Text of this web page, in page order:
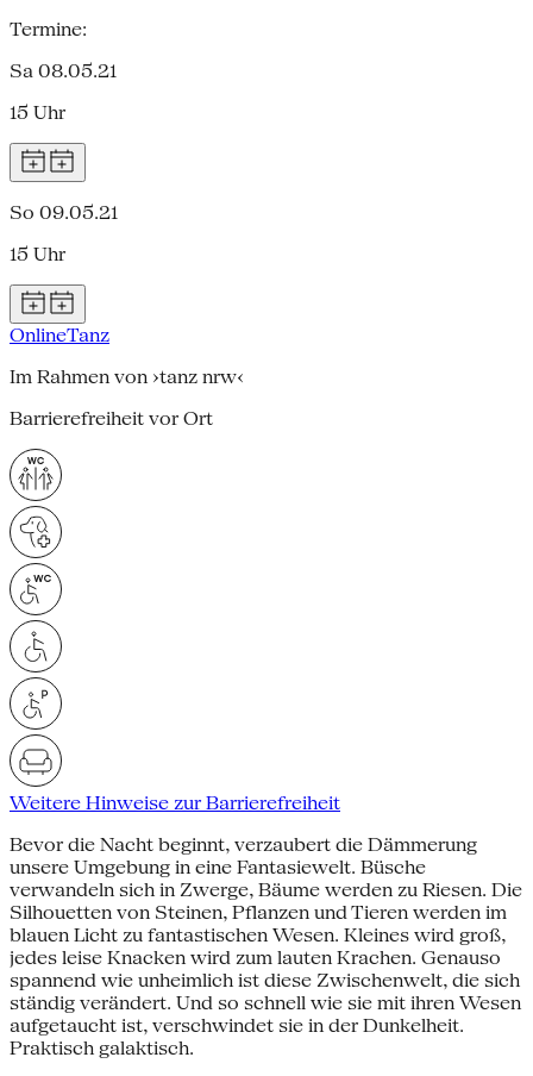
Termine:
Sa 08.05.21
15 Uhr
So 09.05.21
15 Uhr
OnlineTanz
Im Rahmen von ›tanz nrw‹
Barrierefreiheit vor Ort
Weitere Hinweise zur Barrierefreiheit
Bevor die Nacht beginnt, verzaubert die Dämmerung
unsere Umgebung in eine Fantasiewelt. Büsche
verwandeln sich in Zwerge, Bäume werden zu Riesen. Die
Silhouetten von Steinen, Pflanzen und Tieren werden im
blauen Licht zu fantastischen Wesen. Kleines wird groß,
jedes leise Knacken wird zum lauten Krachen. Genauso
spannend wie unheimlich ist diese Zwischenwelt, die sich
ständig verändert. Und so schnell wie sie mit ihren Wesen
aufgetaucht ist, verschwindet sie in der Dunkelheit.
Praktisch galaktisch.